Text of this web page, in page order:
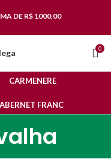
DE R$ 1000,00
0
CARMENERE
FRANC